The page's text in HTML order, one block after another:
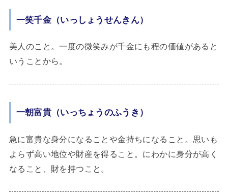
一笑千金（いっしょうせんきん）
美人のこと。一度の微笑みが千金にも程の価値があると
いうことから。
一朝富貴（いっちょうのふうき）
急に富貴な身分になることや金持ちになること。思いも
よらず高い地位や財産を得ること。にわかに身分が高く
なること、財を持つこと。